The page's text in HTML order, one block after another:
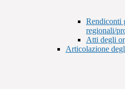
Rendiconti
regionali/
Atti degli
Articolazione